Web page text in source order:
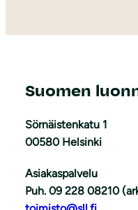
Suomen
Sörnäistenkatu 1
00580 Helsinki
Asiakaspalvelu
Puh. 09 228 08210